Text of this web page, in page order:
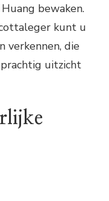
bewaken.
kunt u
verkennen, die
uitzicht